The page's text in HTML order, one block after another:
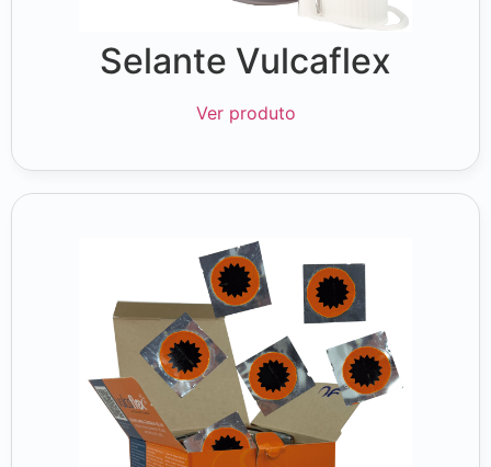
Selante Vulcaflex
Ver produto